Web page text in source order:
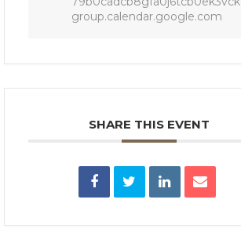
group.calendar.google.com
SHARE THIS EVENT